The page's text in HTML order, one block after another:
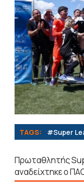
TAGS: #Super
Πρωταθλητής
αναδείχτηκε ο